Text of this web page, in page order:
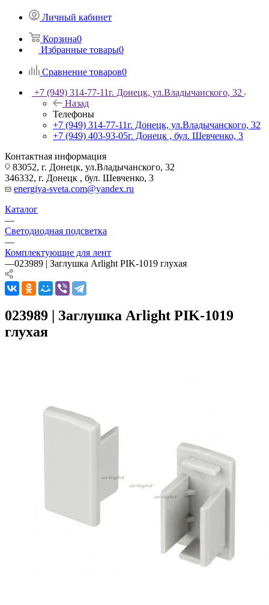
Личный кабинет
Корзина0
Избранные товары0
Сравнение товаров0
+7 (949) 314-77-11г. Донецк, ул.Владычанского, 32
Назад
Телефоны
+7 (949) 314-77-11г. Донецк, ул.Владычанского, 32
+7 (949) 403-93-05г. Донецк , бул. Шевченко, 3
Контактная информация
83052, г. Донецк, ул.Владычанского, 32
346332, г. Донецк , бул. Шевченко, 3
energiya-sveta.com@yandex.ru
Каталог
—
Светодиодная подсветка
—
Комплектующие для лент
—023989 | Заглушка Arlight PIK-1019 глухая
023989 | Заглушка Arlight PIK-1019
глухая